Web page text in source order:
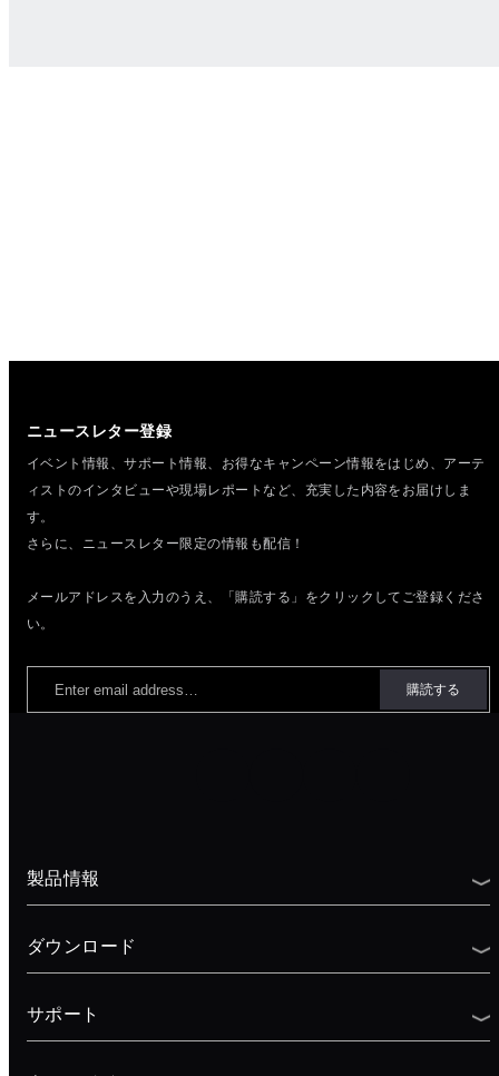
ニュースレター登録
イベント情報、サポート情報、お得なキャンペーン情報をはじめ、 アーテ
ィストのインタビューや現場レポートなど、充実した内容をお届けしま
す。
さらに、ニュースレター限定の情報も配信！
メールアドレスを入力のうえ、「購読する」をクリックしてご登録くださ
い。
製品情報
ダウンロード
サポート